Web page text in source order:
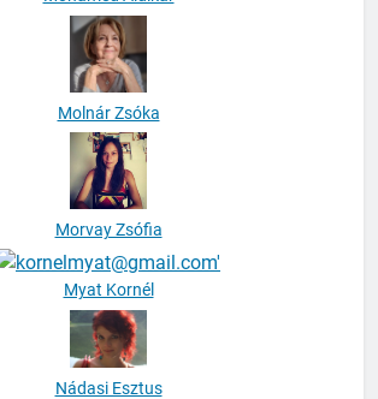
Molnár Zsóka
Morvay Zsófia
Myat Kornél
Nádasi Esztus